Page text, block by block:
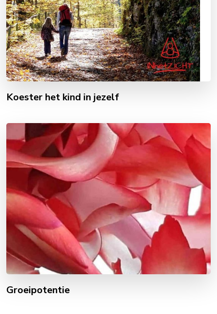
Koester het kind in jezelf
Groeipotentie